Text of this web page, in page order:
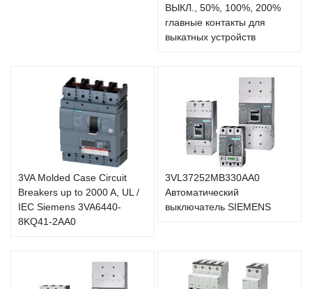
ВЫКЛ., 50%, 100%, 200%
главные контакты для
выкатных устройств
3VA Molded Case Circuit
Breakers up to 2000 A, UL /
IEC Siemens 3VA6440-
8KQ41-2AA0
3VL37252MB330AA0
Автоматический
выключатель SIEMENS